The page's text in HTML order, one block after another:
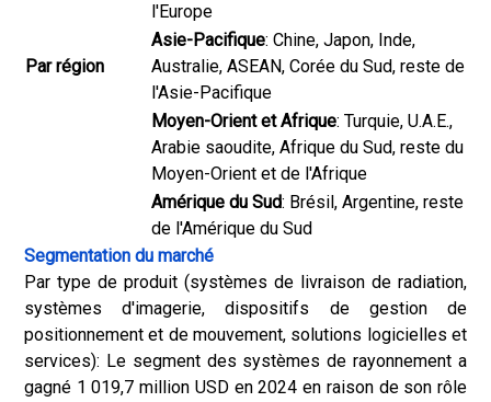
Par région
l'Europe
Asie-Pacifique: Chine, Japon, Inde,
Australie, ASEAN, Corée du Sud, reste de
l'Asie-Pacifique
Moyen-Orient et Afrique: Turquie, U.A.E.,
Arabie saoudite, Afrique du Sud, reste du
Moyen-Orient et de l'Afrique
Amérique du Sud: Brésil, Argentine, reste
de l'Amérique du Sud
Segmentation du marché
Par type de produit (systèmes de livraison de radiation,
systèmes d'imagerie, dispositifs de gestion de
positionnement et de mouvement, solutions logicielles et
services): Le segment des systèmes de rayonnement a
gagné 1 019,7 million USD en 2024 en raison de son rôle